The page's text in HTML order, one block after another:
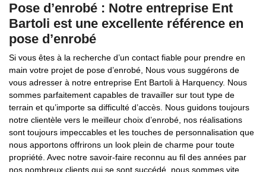
Pose d’enrobé : Notre entreprise Ent
Bartoli est une excellente référence en
pose d’enrobé
Si vous êtes à la recherche d’un contact fiable pour prendre en
main votre projet de pose d’enrobé, Nous vous suggérons de
vous adresser à notre entreprise Ent Bartoli à Harquency. Nous
sommes parfaitement capables de travailler sur tout type de
terrain et qu’importe sa difficulté d’accès. Nous guidons toujours
notre clientèle vers le meilleur choix d’enrobé, nos réalisations
sont toujours impeccables et les touches de personnalisation que
nous apportons offrirons un look plein de charme pour toute
propriété. Avec notre savoir-faire reconnu au fil des années par
nos nombreux clients qui se sont succédé, nous sommes vite